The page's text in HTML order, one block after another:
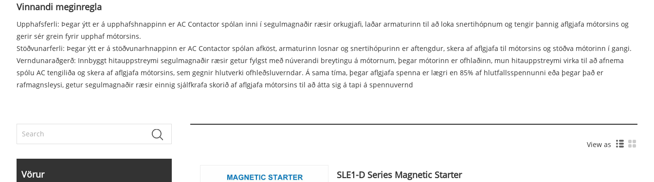
Vinnandi meginregla
Upphafsferli: Þegar ýtt er á upphafshnappinn er AC Contactor spólan inni í segulmagnaðir ræsir orkugjafi, laðar armaturinn til að loka snertihópnum og tengir þannig aflgjafa mótorsins og
gerir sér grein fyrir upphaf mótorsins.
Stöðvunarferli: Þegar ýtt er á stöðvunarhnappinn er AC Contactor spólan afköst, armaturinn losnar og snertihópurinn er aftengdur, skera af aflgjafa til mótorsins og stöðva mótorinn í gangi.
Verndunaraðgerð: Innbyggt hitauppstreymi segulmagnaðir ræsir getur fylgst með núverandi breytingu á mótornum, þegar mótorinn er ofhlaðinn, mun hitauppstreymi virka til að afnema
spólu AC tengiliða og skera af aflgjafa mótorsins, sem gegnir hlutverki ofhleðsluverndar. Á sama tíma, þegar aflgjafa spenna er lægri en 85% af hlutfallsspennunni eða þegar það er
rafmagnsleysi, getur segulmagnaðir ræsir einnig sjálfkrafa skorið af aflgjafa mótorsins til að átta sig á tapi á spennuvernd
Vörur
View as
SLE1-D Series Magnetic Starter